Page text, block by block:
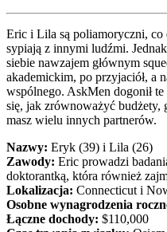
Eric i Lila są poliamoryczni, co
sypiają z innymi ludźmi.
siebie nawzajem głównym
akademickim, po przyjaciół, a
wspólnego. AskMen dogonił
się, jak zrównoważyć budżety,
masz wielu innych partnerów.
Nazwy: Eryk (39) i Lila (26)
Zawody: Eric prowadzi
doktorantką, która również
Lokalizacja: Connecticut i
Osobne wynagrodzenia
Łączne dochody: $110,000